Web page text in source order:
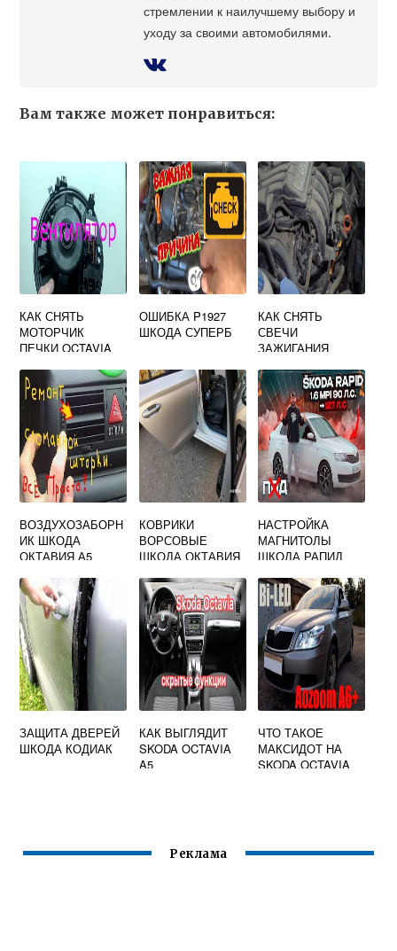
стремлении к наилучшему выбору и
уходу за своими автомобилями.
Вам также может понравиться:
КАК СНЯТЬ
МОТОРЧИК
ПЕЧКИ OCTAVIA
ОШИБКА P1927
ШКОДА СУПЕРБ
КАК СНЯТЬ
СВЕЧИ
ЗАЖИГАНИЯ
A5
ВОЗДУХОЗАБОРН
ИК ШКОДА
ОКТАВИЯ А5
КОВРИКИ
ВОРСОВЫЕ
ШКОДА ОКТАВИЯ
НАСТРОЙКА
МАГНИТОЛЫ
ШКОДА РАПИД
ЗАЩИТА ДВЕРЕЙ
ШКОДА КОДИАК
КАК ВЫГЛЯДИТ
SKODA OCTAVIA
A5
ЧТО ТАКОЕ
МАКСИДОТ НА
SKODA OCTAVIA
Реклама